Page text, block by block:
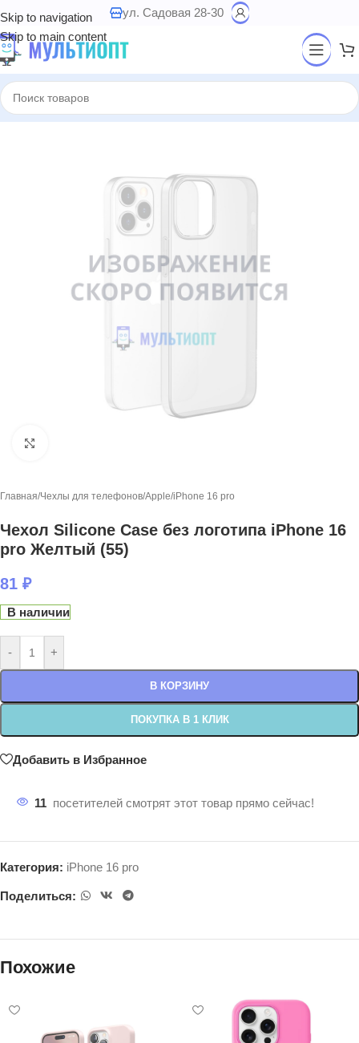
Skip to navigation
Skip to main content
ул. Садовая 28-30
Главная/Чехлы для телефонов/Apple/iPhone 16 pro
Чехол Silicone Case без логотипа iPhone 16
pro Желтый (55)
81 ₽
В наличии
- +
В КОРЗИНУ
ПОКУПКА В 1 КЛИК
Добавить в Избранное
11 посетителей смотрят этот товар прямо сейчас!
Категория: iPhone 16 pro
Поделиться:
Похожие